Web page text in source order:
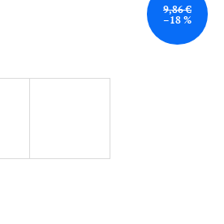
9,86 €
–18 %